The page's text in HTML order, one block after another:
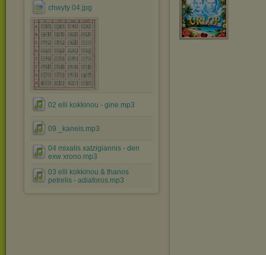
chwyty 04.jpg
02 elli kokkinou - gine.mp3
09 _kaneis.mp3
04 mixalis xatzigiannis - den
exw xrono.mp3
03 elli kokkinou & thanos
petrelis - adiaforos.mp3